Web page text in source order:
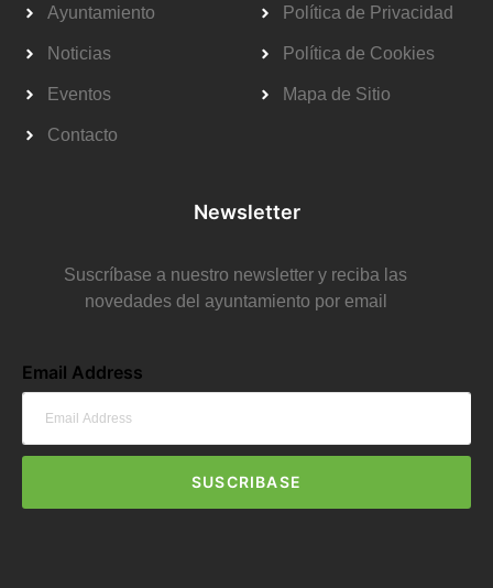
Ayuntamiento
Noticias
Eventos
Contacto
Política de Privacidad
Política de Cookies
Mapa de Sitio
Newsletter
Suscríbase a nuestro newsletter y reciba las
novedades del ayuntamiento por email
Email Address
SUSCRIBASE